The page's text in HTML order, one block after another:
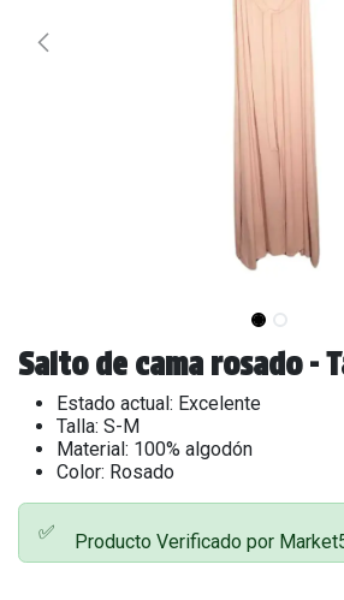
Salto de cama rosado -
Estado actual: Excelente
Talla: S-M
Material: 100% algodón
Color: Rosado
✅ Producto Verificado por